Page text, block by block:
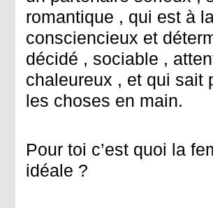
romantique , qui est à
consciencieux et
décidé , sociable ,
chaleureux , et qui sait
les choses en main.
Pour toi c’est quoi la
idéale ?